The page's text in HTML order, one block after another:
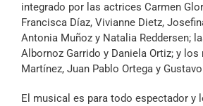
integrado por las actrices Carmen
Francisca Díaz, Vivianne Dietz,
Antonia Muñoz y Natalia Reddersen;
Albornoz Garrido y Daniela Ortiz; y
Martínez, Juan Pablo Ortega y
El musical es para todo espectador y